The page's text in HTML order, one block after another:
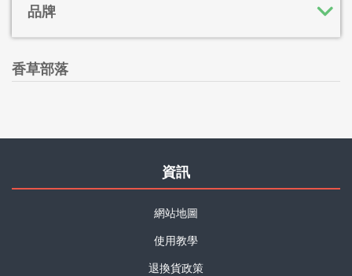
品牌
香草部落
資訊
網站地圖
使用教學
退換貨政策